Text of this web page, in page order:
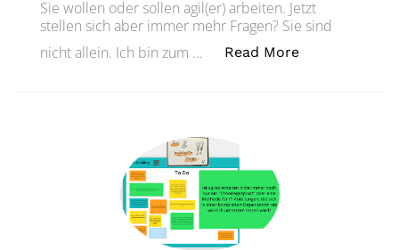
Sie wollen oder sollen agil(er) arbeiten. Jetzt
stellen sich aber immer mehr Fragen? Sie sind
nicht allein. Ich bin zum …
Read More„Wie